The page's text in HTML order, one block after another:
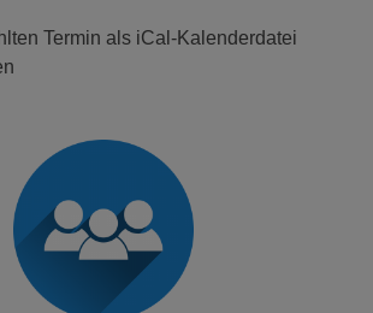
Termin als iCal-Kalenderdatei